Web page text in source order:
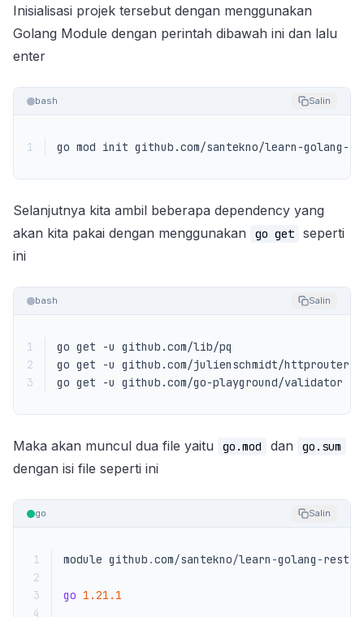
Inisialisasi projek tersebut dengan menggunakan
Golang Module dengan perintah dibawah ini dan lalu
enter
bash Salin
1 go mod init github.com/santekno/learn-golang-
Selanjutnya kita ambil beberapa dependency yang
akan kita pakai dengan menggunakan
go get
seperti
ini
bash Salin
1
2
3
go get -u github.com/go-playground/validator
Maka akan muncul dua file yaitu go.mod dan go.sum
dengan isi file seperti ini
go Salin
1 module github .com/santekno/learn -golang -
2
3
go 1.21.1
4